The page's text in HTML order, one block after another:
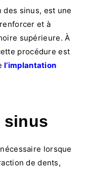
des sinus, est une
et à
supérieure. À
procédure est
l’implantation
sinus
lorsque
de dents,